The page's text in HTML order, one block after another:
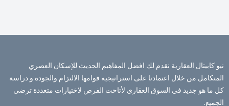
نيو كابيتال العقارية نقدم لك افضل المفاهيم الحديث للإسكان العصري
المتكامل من خلال اعتمادنا على استراتيجيه قوامها الالتزام والجودة و دراسة
كل ما هو جديد في السوق العقاري لأتاحت الفرص لاختيارات متعددة ترضى
الجميع.